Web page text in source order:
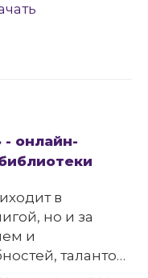
- онлайн-
в
но и за
и
талантов,